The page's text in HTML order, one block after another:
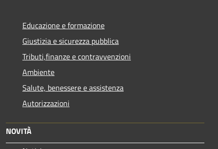
Educazione e formazione
Giustizia e sicurezza pubblica
Tributi,finanze e contravvenzioni
Ambiente
Salute, benessere e assistenza
Autorizzazioni
NOVITÀ